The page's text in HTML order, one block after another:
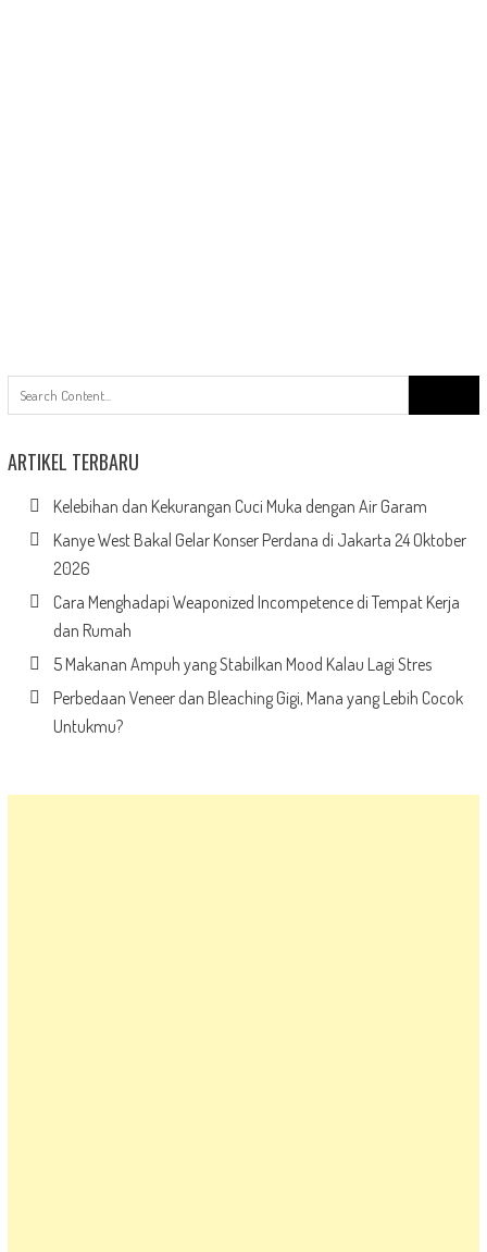
for:
ARTIKEL TERBARU
Kelebihan dan Kekurangan Cuci Muka dengan Air Garam
Kanye West Bakal Gelar Konser Perdana di Jakarta 24 Oktober
2026
Cara Menghadapi Weaponized Incompetence di Tempat Kerja
dan Rumah
5 Makanan Ampuh yang Stabilkan Mood Kalau Lagi Stres
Perbedaan Veneer dan Bleaching Gigi, Mana yang Lebih Cocok
Untukmu?